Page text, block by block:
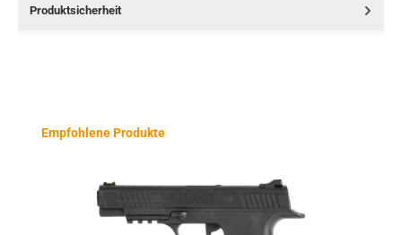
Produktsicherheit
Produktgalerie überspringen
Empfohlene Produkte